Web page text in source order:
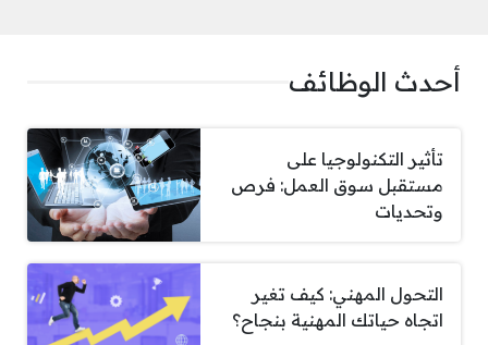
أحدث الوظائف
تأثير التكنولوجيا على
مستقبل سوق العمل: فرص
وتحديات
التحول المهني: كيف تغير
اتجاه حياتك المهنية بنجاح؟